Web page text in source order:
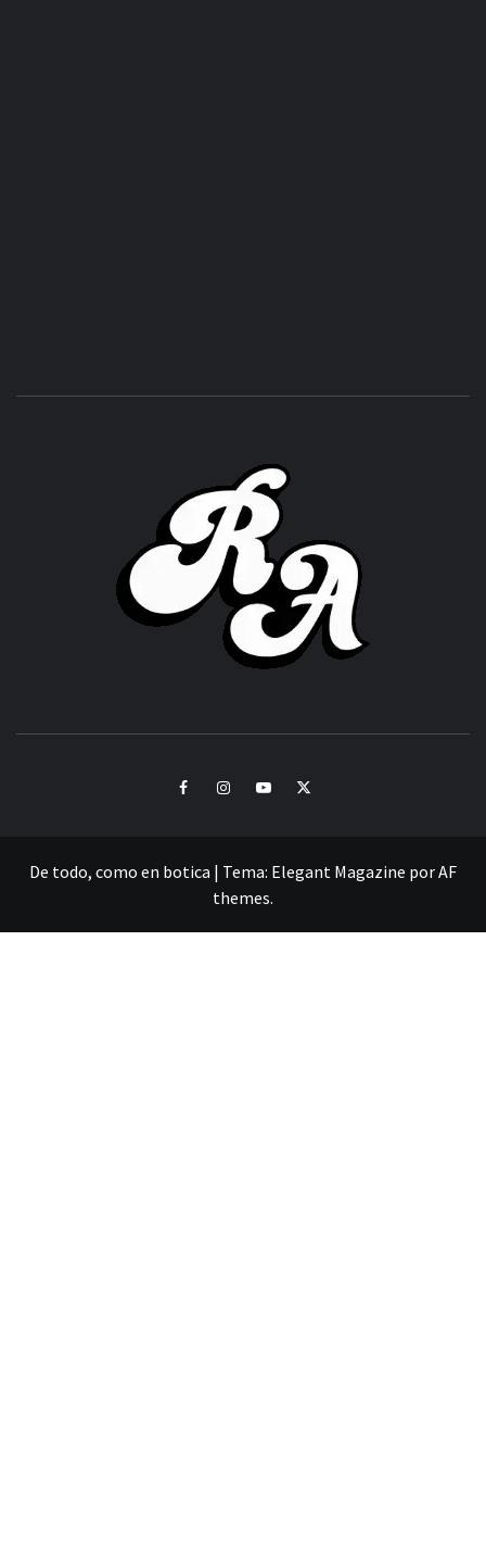
FacebookInstagramYoutubeTwitter
De todo, como en botica | Tema: Elegant Magazine porAF
themes.